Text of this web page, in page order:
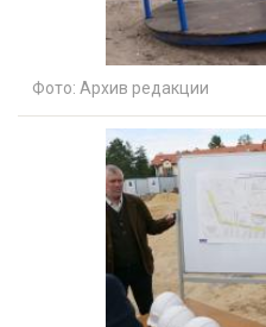
Фото: Архив редакции